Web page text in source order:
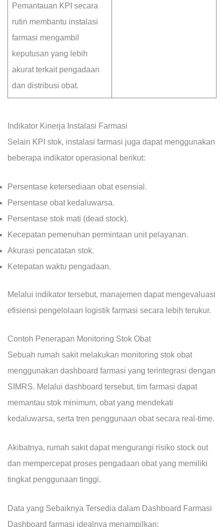
Pemantauan KPI secara
rutin membantu instalasi
farmasi mengambil
keputusan yang lebih
akurat terkait pengadaan
dan distribusi obat.
Indikator Kinerja Instalasi Farmasi
Selain KPI stok, instalasi farmasi juga dapat menggunakan
beberapa indikator operasional berikut:
Persentase ketersediaan obat esensial.
Persentase obat kedaluwarsa.
Persentase stok mati (dead stock).
Kecepatan pemenuhan permintaan unit pelayanan.
Akurasi pencatatan stok.
Ketepatan waktu pengadaan.
Melalui indikator tersebut, manajemen dapat mengevaluasi
efisiensi pengelolaan logistik farmasi secara lebih terukur.
Contoh Penerapan Monitoring Stok Obat
Sebuah rumah sakit melakukan monitoring stok obat
menggunakan dashboard farmasi yang terintegrasi dengan
SIMRS. Melalui dashboard tersebut, tim farmasi dapat
memantau stok minimum, obat yang mendekati
kedaluwarsa, serta tren penggunaan obat secara real-time.
Akibatnya, rumah sakit dapat mengurangi risiko stock out
dan mempercepat proses pengadaan obat yang memiliki
tingkat penggunaan tinggi.
Data yang Sebaiknya Tersedia dalam Dashboard Farmasi
Dashboard farmasi idealnya menampilkan: